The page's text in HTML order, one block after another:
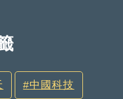
中國科技